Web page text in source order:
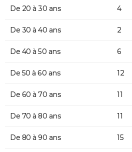
De 20 à 30 ans 4
De 30 à 40 ans 2
De 40 à 50 ans 6
De 50 à 60 ans 12
De 60 à 70 ans 11
De 70 à 80 ans 11
De 80 à 90 ans 15